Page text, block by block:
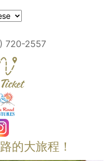
720-2557
的大旅程！